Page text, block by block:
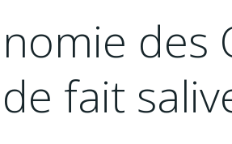
fait